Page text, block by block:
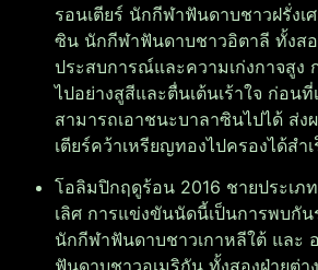
รอนเตียร์ นักกีฬาฟันดาบชาวฝรั่งเ
ซิน นักกีฬาฟันดาบชาวอิตาลี ทั้งสอ
ประสบการณ์และความเก่งกาจสูง
ไปอย่างสูสีและตื่นเต้นเร้าใจ ก่อนที่
สามารถเอาชนะบาลาซินไปได้ ส่ง
เตียร์คว้าเหรียญทองไปครองได้สำเ
โอลิมปิกฤดูร้อน 2016 ชายประเภ
เลิศ การแข่งขันนัดนี้เป็นการพบกั
นักกีฬาฟันดาบชาวเกาหลีใต้ และ